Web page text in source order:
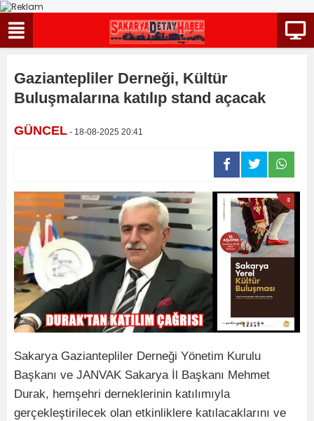
Gaziantepliler Derneği, Kültür
Buluşmalarına katılıp stand açacak
GÜNCEL - 18-08-2025 20:41
Sakarya Gaziantepliler Derneği Yönetim Kurulu
Başkanı ve JANVAK Sakarya İl Başkanı Mehmet
Durak, hemşehri derneklerinin katılımıyla
gerçekleştirilecek olan etkinliklere katılacaklarını ve